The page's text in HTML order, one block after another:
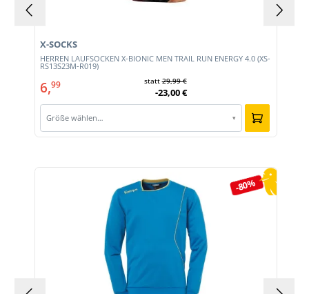
HERREN LAUFSOCKEN X-BIONIC MEN TRAIL RUN ENERGY 4.0 (XS-
RS13S23M-R019)
X-SOCKS
6,99 statt29,99 €
-23,00 €
Größe wählen… ▾
-80%